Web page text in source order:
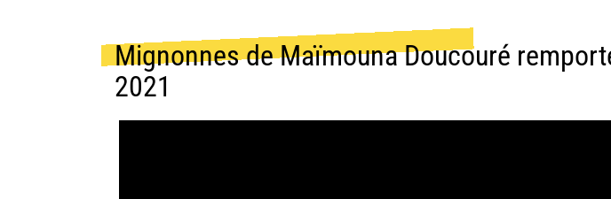
Mignonnes de Maïmouna Doucouré
2021